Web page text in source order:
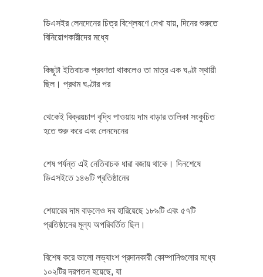
ডিএসইর লেনদেনের চিত্র বিশ্লেষণে দেখা যায়, দিনের শুরুতে
বিনিয়োগকারীদের মধ্যে
কিছুটা ইতিবাচক প্রবণতা থাকলেও তা মাত্র এক ঘণ্টা স্থায়ী
ছিল। প্রথম ঘণ্টার পর
থেকেই বিক্রয়চাপ বৃদ্ধি পাওয়ায় দাম বাড়ার তালিকা সংকুচিত
হতে শুরু করে এবং লেনদেনের
শেষ পর্যন্ত এই নেতিবাচক ধারা বজায় থাকে। দিনশেষে
ডিএসইতে ১৪৬টি প্রতিষ্ঠানের
শেয়ারের দাম বাড়লেও দর হারিয়েছে ১৮৯টি এবং ৫৭টি
প্রতিষ্ঠানের মূল্য অপরিবর্তিত ছিল।
বিশেষ করে ভালো লভ্যাংশ প্রদানকারী কোম্পানিগুলোর মধ্যে
১০২টির দরপতন হয়েছে, যা